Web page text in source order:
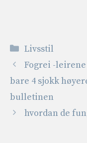
Kategorier
Livsstil
Fogrei -
bare 4 sjokk
bulletinen
hvordan de